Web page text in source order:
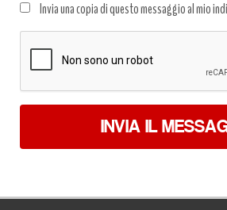
dati
*
Invia una copia di questo messaggio al mio
INVIA IL